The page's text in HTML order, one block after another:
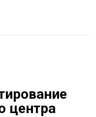
центра